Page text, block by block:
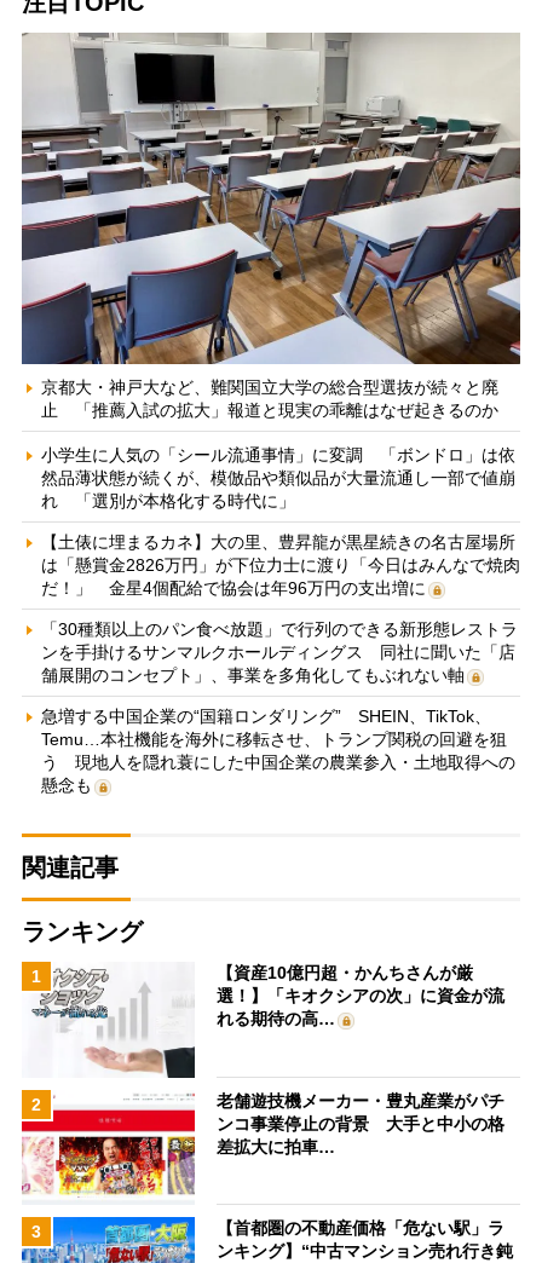
京都大・神戸大など、難関国立大学の総合型選抜が続々と廃
止 「推薦入試の拡大」報道と現実の乖離はなぜ起きるのか
小学生に人気の「シール流通事情」に変調 「ボンドロ」は依
然品薄状態が続くが、模倣品や類似品が大量流通し一部で値崩
れ 「選別が本格化する時代に」
【土俵に埋まるカネ】大の里、豊昇龍が黒星続きの名古屋場所
は「懸賞金2826万円」が下位力士に渡り「今日はみんなで焼肉
だ！」 金星4個配給で協会は年96万円の支出増に
「30種類以上のパン食べ放題」で行列のできる新形態レストラ
ンを手掛けるサンマルクホールディングス 同社に聞いた「店
舗展開のコンセプト」、事業を多角化してもぶれない軸
急増する中国企業の“国籍ロンダリング” SHEIN、TikTok、
Temu…本社機能を海外に移転させ、トランプ関税の回避を狙
う 現地人を隠れ蓑にした中国企業の農業参入・土地取得への
懸念も
関連記事
ランキング
1
【資産10億円超・かんちさんが厳
選！】「キオクシアの次」に資金が流
れる期待の高…
2
老舗遊技機メーカー・豊丸産業がパチ
ンコ事業停止の背景 大手と中小の格
差拡大に拍車…
3
【首都圏の不動産価格「危ない駅」ラ
ンキング】“中古マンション売れ行き鈍